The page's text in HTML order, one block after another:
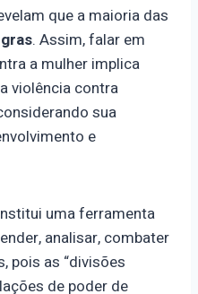
que a maioria das
. Assim, falar em
a mulher implica
violência contra
sua
e
uma ferramenta
analisar, combater
pois as “divisões
de poder de